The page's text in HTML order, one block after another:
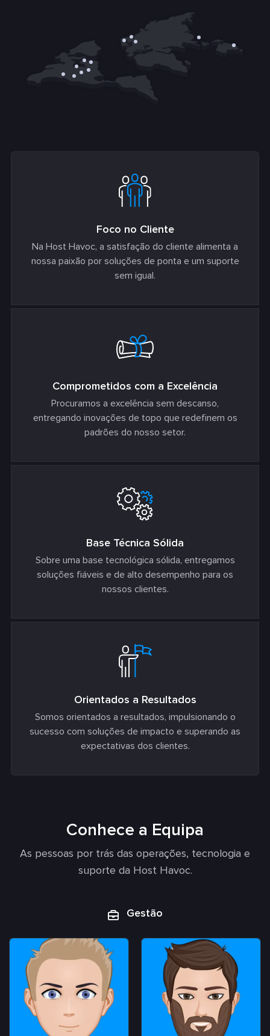
Foco no Cliente
Na Host Havoc, a satisfação do cliente alimenta a
nossa paixão por soluções de ponta e um suporte
sem igual.
Comprometidos com a Excelência
Procuramos a excelência sem descanso,
entregando inovações de topo que redefinem os
padrões do nosso setor.
Base Técnica Sólida
Sobre uma base tecnológica sólida, entregamos
soluções fiáveis e de alto desempenho para os
nossos clientes.
Orientados a Resultados
Somos orientados a resultados, impulsionando o
sucesso com soluções de impacto e superando as
expectativas dos clientes.
Conhece a Equipa
As pessoas por trás das operações, tecnologia e
suporte da Host Havoc.
Gestão